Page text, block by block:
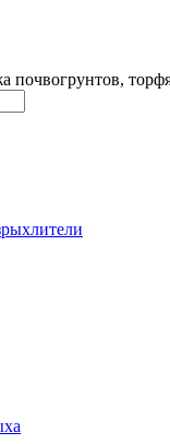
почвогрунтов,